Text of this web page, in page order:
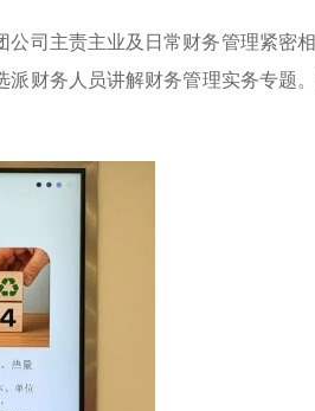
司主责主业及日常财务管理紧密
财务人员讲解财务管理实务专题